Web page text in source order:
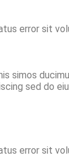
error sit
simos
sed do
error sit